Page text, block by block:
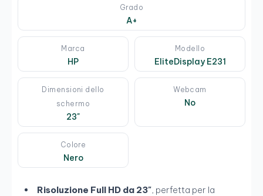
Grado
A+
Marca
HP
Modello
EliteDisplay E231
Dimensioni dello
schermo
23"
Webcam
No
Colore
Nero
Risoluzione Full HD da 23" , perfetta per la